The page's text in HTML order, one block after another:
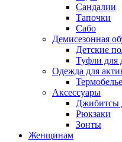
Сандалии
Тапочки
Сабо
Демисезонная
Детские
Туфли для
Одежда для
Термобелье
Аксессуары
Джибитсы
Рюкзаки
Зонты
Женщинам